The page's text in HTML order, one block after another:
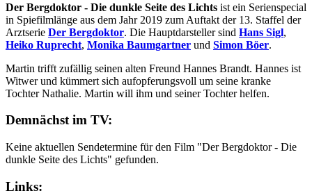
Der Bergdoktor - Die dunkle Seite des Lichts ist ein Serienspecial
in Spiefilmlänge aus dem Jahr 2019 zum Auftakt der 13. Staffel der
Arztserie Der Bergdoktor. Die Hauptdarsteller sind Hans Sigl,
Heiko Ruprecht, Monika Baumgartner und Simon Böer.
Martin trifft zufällig seinen alten Freund Hannes Brandt. Hannes ist
Witwer und kümmert sich aufopferungsvoll um seine kranke
Tochter Nathalie. Martin will ihm und seiner Tochter helfen.
Demnächst im TV:
Keine aktuellen Sendetermine für den Film "Der Bergdoktor - Die
dunkle Seite des Lichts" gefunden.
Links: